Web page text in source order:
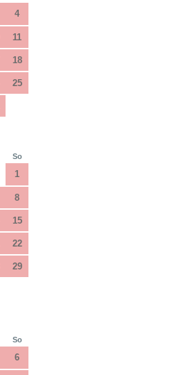
4
11
18
25
So
1
8
15
22
29
So
6